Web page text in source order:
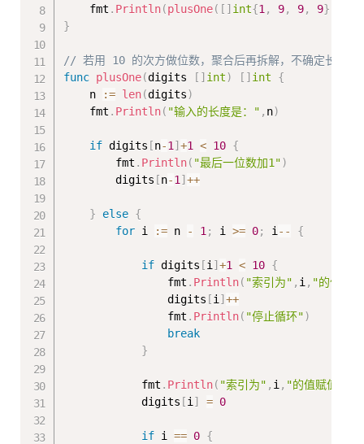
    fmt
. Println(plusOne( [ ] int{1 , 9, 9, 9}
}
// 若用 10 的次方做位数，聚合后再拆解，不确定长度的
func plusOne(digits [ ] int) [ ] int
{
    n
:= len(digits)
    fmt
. Println( "输入的长度是：" , n)
if digits [n-1 ]+1 < 10 {
        fmt
. Println( "最后一位数加1")
        digits
[n-1 ]++
} else {
for i := n - 1 ; i >= 0; i -- {
if digits [i ]+1 < 10 {
                fmt
. Println( "索引为" , i , "的值加1
                digits
[i ]++
                fmt
. Println( "停止循环")
break
}
            fmt
. Println( "索引为" , i , "的值赋值为0"
            digits
[i ] = 0
if i == 0 {